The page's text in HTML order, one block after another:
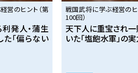
営のヒント（第
発人・蒲生
「偏らない
戦国武将に学ぶ経営のヒ
100回）
天下人に重宝され
いた「塩飽水軍」の